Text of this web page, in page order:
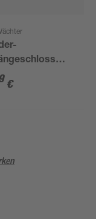
400 E 40 SB'
€